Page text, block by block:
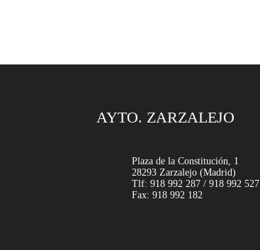
AYTO. ZARZALEJO
Plaza de la Constitución, 1
28293 Zarzalejo (Madrid)
Tlf: 918 992 287 / 918 992 527
Fax: 918 992 182